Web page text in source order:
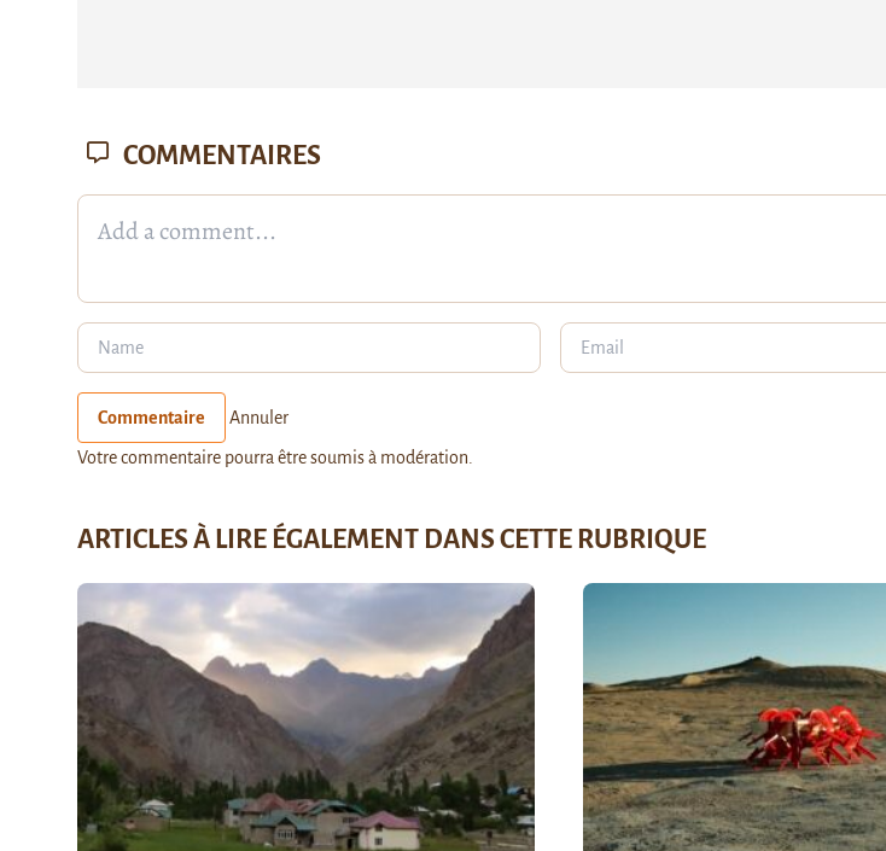
COMMENTAIRES
Commentaire Annuler
Votre commentaire pourra être soumis à modération.
ARTICLES À LIRE ÉGALEMENT DANS CETTE RUBRIQUE